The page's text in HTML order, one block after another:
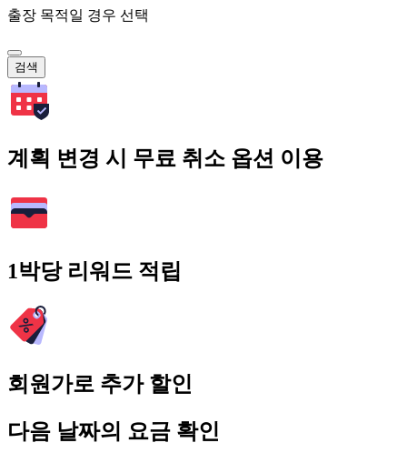
출장 목적일 경우 선택
검색
계획 변경 시 무료 취소 옵션 이용
1박당 리워드 적립
회원가로 추가 할인
다음 날짜의 요금 확인